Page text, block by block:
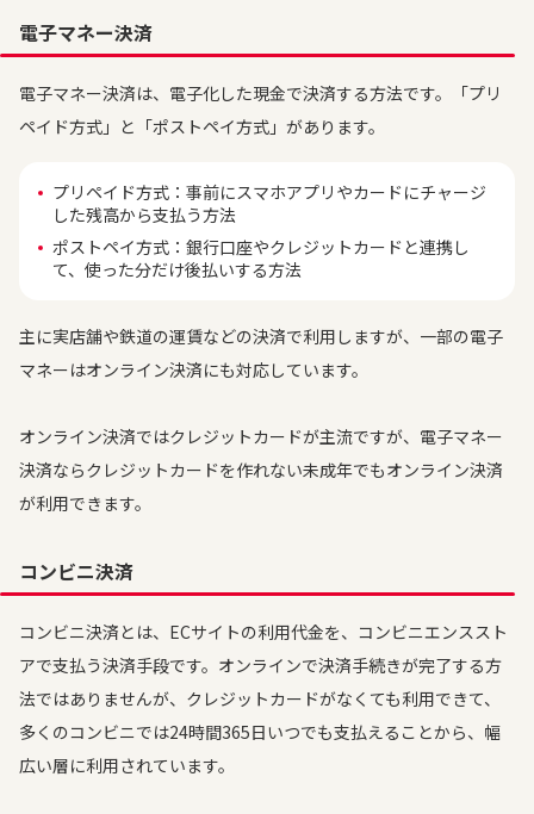
電子マネー決済
電子マネー決済は、電子化した現金で決済する方法です。「プリ
ペイド方式」と「ポストペイ方式」があります。
プリペイド方式：事前にスマホアプリやカードにチャージ
した残高から支払う方法
ポストペイ方式：銀行口座やクレジットカードと連携し
て、使った分だけ後払いする方法
主に実店舗や鉄道の運賃などの決済で利用しますが、一部の電子
マネーはオンライン決済にも対応しています。
オンライン決済ではクレジットカードが主流ですが、電子マネー
決済ならクレジットカードを作れない未成年でもオンライン決済
が利用できます。
コンビニ決済
コンビニ決済とは、ECサイトの利用代金を、コンビニエンススト
アで支払う決済手段です。オンラインで決済手続きが完了する方
法ではありませんが、クレジットカードがなくても利用できて、
多くのコンビニでは24時間365日いつでも支払えることから、幅
広い層に利用されています。